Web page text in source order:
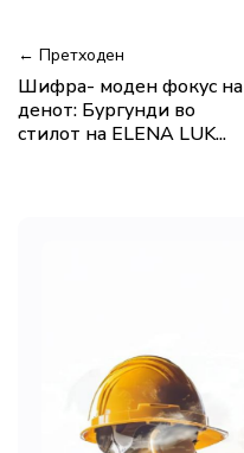
← Претходен
Шифра- моден фокус на
денот: Бургунди во
стилот на ELENA LUK...